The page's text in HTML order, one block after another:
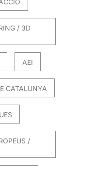
/ 3D
AEI
CATALUNYA
/